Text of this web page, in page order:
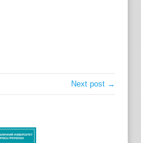
Next post →